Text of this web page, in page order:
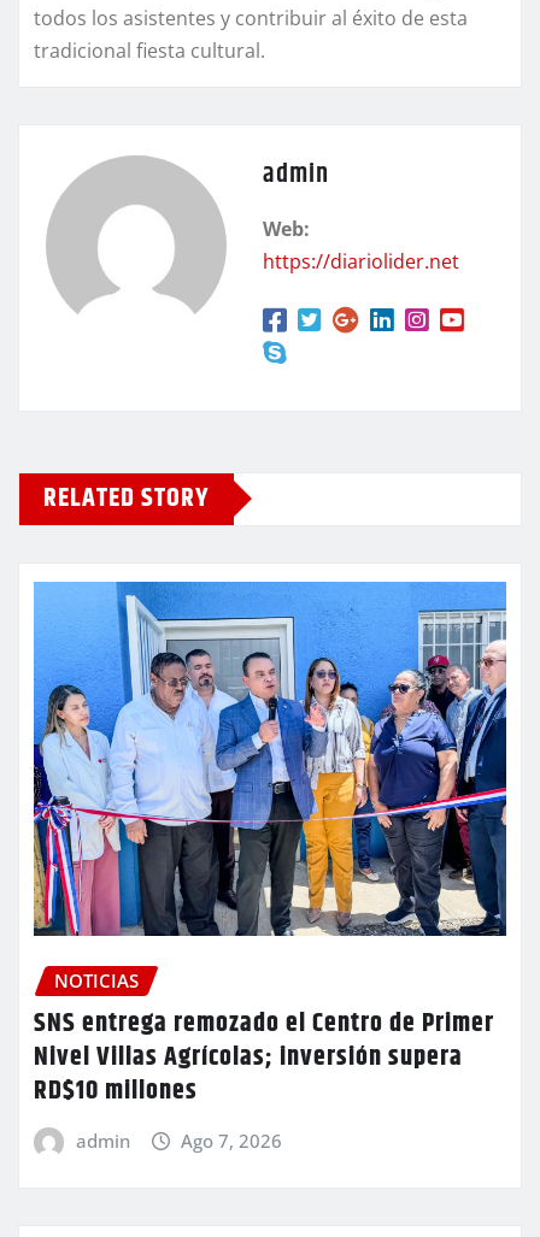
todos los asistentes y contribuir al éxito de esta
tradicional fiesta cultural.
admin
Web:
https://diariolider.net
RELATED STORY
NOTICIAS
SNS entrega remozado el Centro de Primer
Nivel Villas Agrícolas; inversión supera
RD$10 millones
admin Ago 7, 2026